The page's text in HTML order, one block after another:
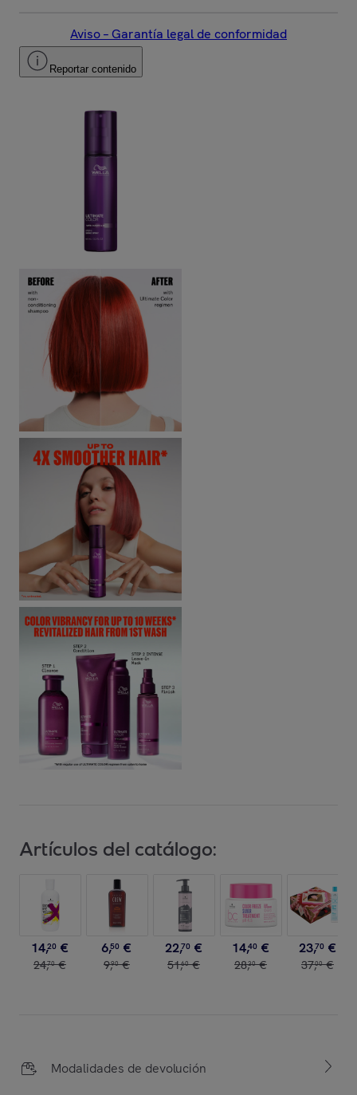
Aviso – Garantía legal de conformidad
Reportar contenido
Artículos del catálogo:
14,20 €
24,70 €
6,50 €
9,90 €
22,70 €
51,60 €
14,40 €
28,30 €
23,70 €
37,00 €
Modalidades de devolución